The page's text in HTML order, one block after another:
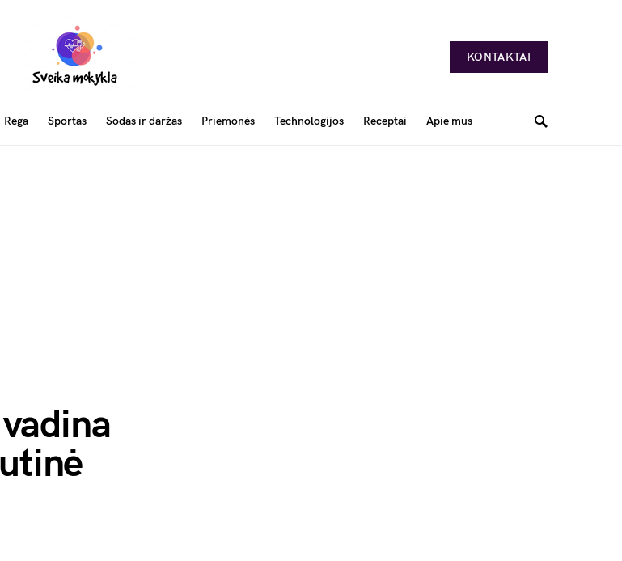
KONTAKTAI
Rega Sportas Sodas ir daržas Priemonės Technologijos Receptai Apie mus